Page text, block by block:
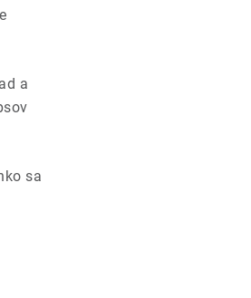
a
sa